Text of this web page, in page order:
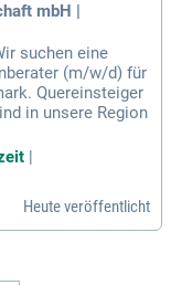
mbH |
suchen eine
(m/w/d) für
Quereinsteiger
in unsere Region
|
Heute veröffentlicht